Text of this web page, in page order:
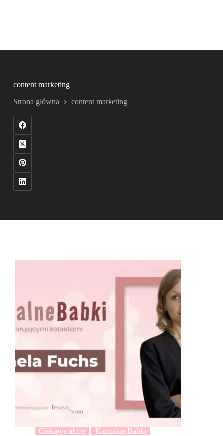
content marketing
Strona główna content marketing
Ciekawe akcje Kapitalne Babki